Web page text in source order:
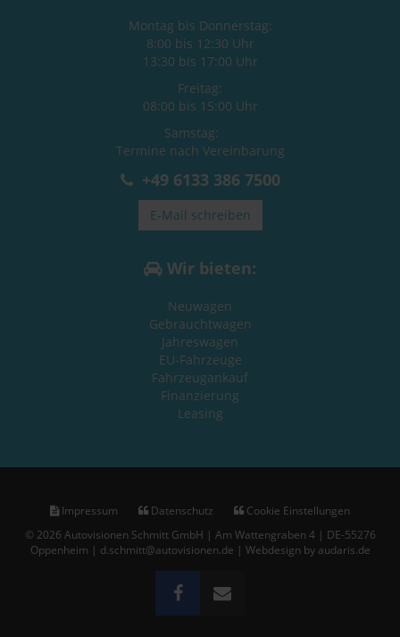
Montag bis Donnerstag:
8:00 bis 12:30 Uhr
13:30 bis 17:00 Uhr
Freitag:
08:00 bis 15:00 Uhr
Samstag:
Termine nach Vereinbarung
+49 6133 386 7500
E-Mail schreiben
Wir bieten:
Neuwagen
Gebrauchtwagen
Jahreswagen
EU-Fahrzeuge
Fahrzeugankauf
Finanzierung
Leasing
Impressum Datenschutz
Cookie Einstellungen
© 2026 Autovisionen Schmitt GmbH | Am Wattengraben 4 | DE-55276
Oppenheim | d.schmitt@autovisionen.de | Webdesign by audaris.de